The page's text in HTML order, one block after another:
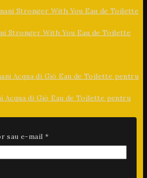
Stronger With You Eau de Toilette
Acqua di Giò Eau de Toilette pentru
sau e-mail *